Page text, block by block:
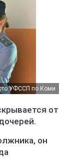
УФССП по Коми
от
он